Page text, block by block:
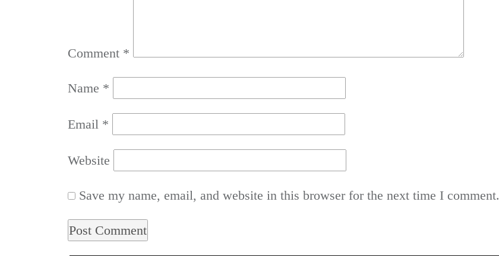
Comment *
Name *
Email *
Website
Save my name, email, and website in this browser for the next time I comment.